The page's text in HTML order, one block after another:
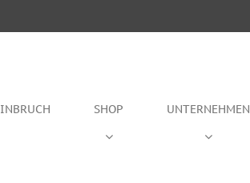
SHOP UNTERNEHMEN